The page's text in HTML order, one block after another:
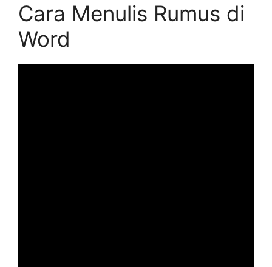
Cara Menulis Rumus di
Word